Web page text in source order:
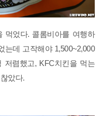
먹었다. 콜롬비아를 여행하
는데 고작해야 1,500~2,000
저렴했고, KFC치킨을 먹는
았다.